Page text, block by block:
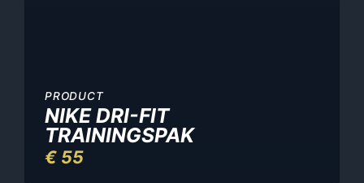
PRODUCT
NIKE DRI-FIT
TRAININGSPAK
€ 55